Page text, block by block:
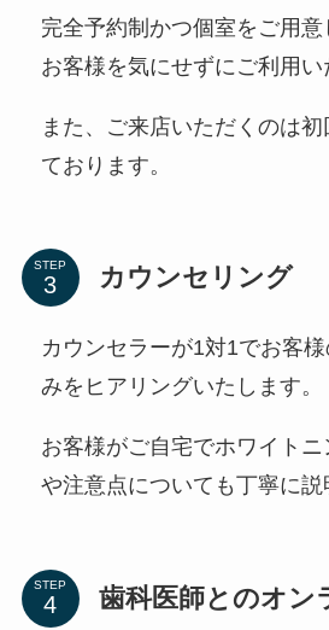
完全予約制かつ個室をご用
お客様を気にせずにご利用い
また、ご来店いただくのは
ております。
STEP カウンセリング
カウンセラーが1対1でお客
みをヒアリングいたします。
お客様がご自宅でホワイト
や注意点についても丁寧に説
STEP 歯科医師とのオン